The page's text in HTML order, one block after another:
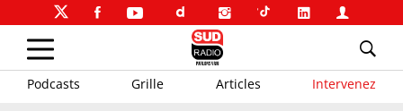
Podcasts Grille Articles Intervenez